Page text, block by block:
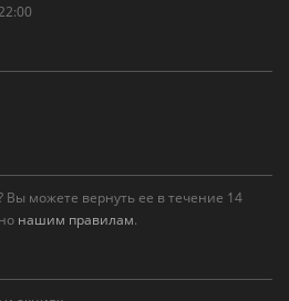
Вы можете вернуть ее в течение 14
нашим правилам.